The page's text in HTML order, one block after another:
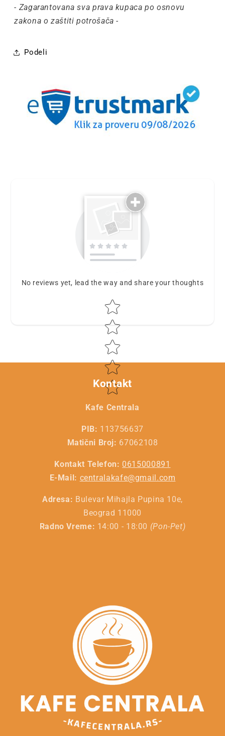
- Zagarantovana sva prava kupaca po osnovu
zakona o zaštiti potrošača -
Podeli
No reviews yet, lead the way and share your thoughts
Star rating
Kontakt
Kafe Centrala
PIB: 113756637
Matični Broj: 67062108
Kontakt Telefon: 0615000891
E-Mail: centralakafe@gmail.com
Adresa: Bulevar Mihajla Pupina 10e,
Beograd 11000
Radno Vreme: 14:00 - 18:00 (Pon-Pet)